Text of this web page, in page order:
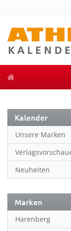
Kalender
Unsere Marken
Neuheiten
Marken
Harenberg